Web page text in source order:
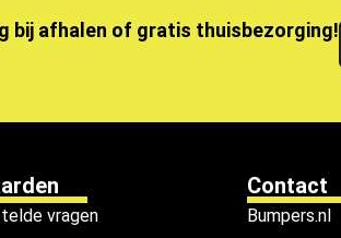
bij afhalen of gratis thuisbezorging!
vragen
Contact
Bumpers.nl